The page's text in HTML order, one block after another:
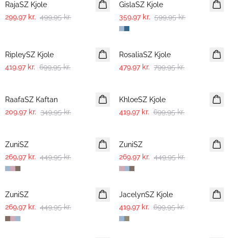
RajaSZ Kjole
299,97 kr. 499,95 kr.
GislaSZ Kjole
359,97 kr. 599,95 kr.
RipleySZ Kjole
419,97 kr. 699,95 kr.
-40%
RosaliaSZ Kjole
479,97 kr. 799,95 kr.
RaafaSZ Kaftan
209,97 kr. 349,95 kr.
KhloeSZ Kjole
419,97 kr. 699,95 kr.
ZuniSZ
269,97 kr. 449,95 kr.
ZuniSZ
269,97 kr. 449,95 kr.
-40%
ZuniSZ
269,97 kr. 449,95 kr.
-40%
JacelynSZ Kjole
419,97 kr. 699,95 kr.
-40% -40%